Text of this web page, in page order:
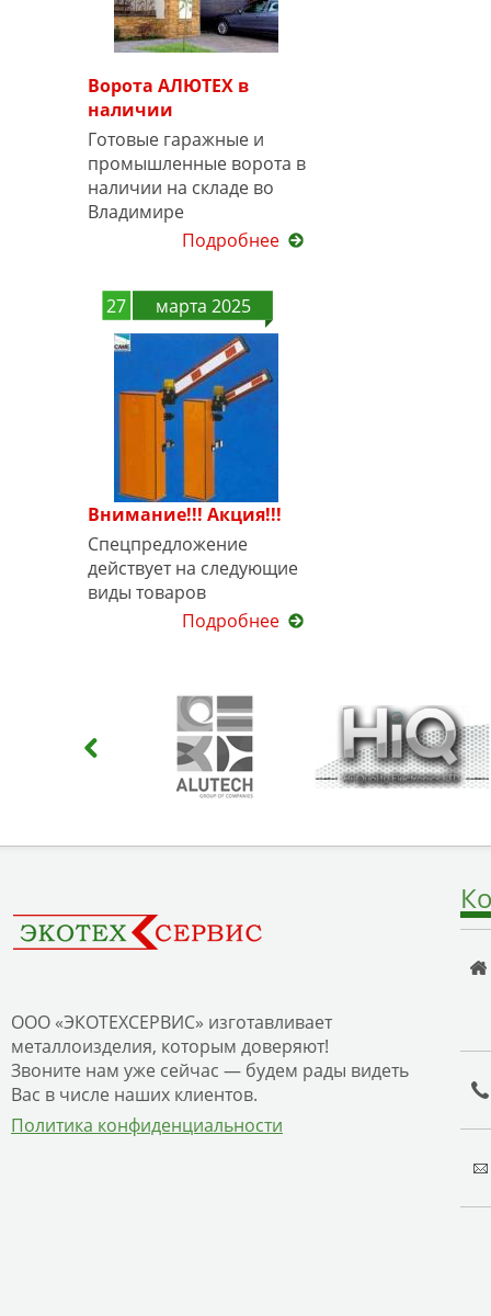
Ворота АЛЮТЕХ в
наличии
Готовые гаражные и
промышленные ворота в
наличии на складе во
Владимире
Подробнее
27 марта 2025
Внимание!!! Акция!!!
Спецпредложение
действует на следующие
виды товаров
Подробнее
ООО «ЭКОТЕХСЕРВИС» изготавливает
металлоизделия, которым доверяют!
Звоните нам уже сейчас — будем рады видеть
Вас в числе наших клиентов.
Политика конфиденциальности